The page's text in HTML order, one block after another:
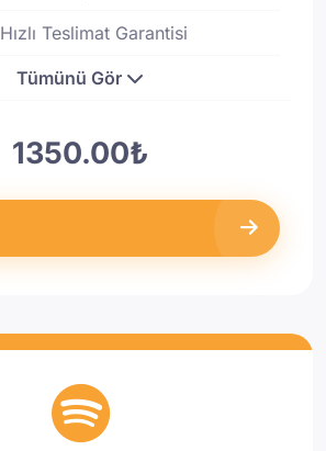
Hızlı Teslimat Garantisi
Tümünü Gör
1350.00₺